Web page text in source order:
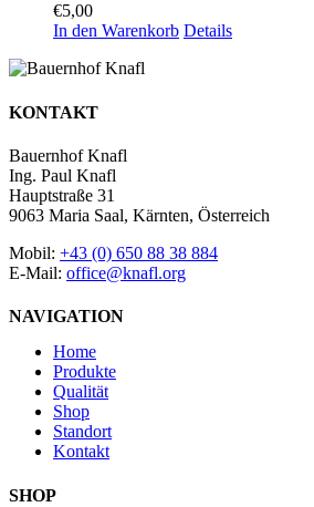
€5,00
In den Warenkorb Details
KONTAKT
Bauernhof Knafl
Ing. Paul Knafl
Hauptstraße 31
9063 Maria Saal, Kärnten, Österreich
Mobil: +43 (0) 650 88 38 884
E-Mail: office@knafl.org
NAVIGATION
Home
Produkte
Qualität
Shop
Standort
Kontakt
SHOP